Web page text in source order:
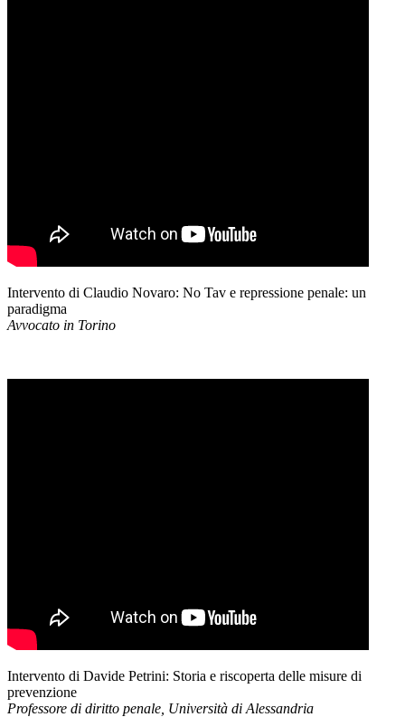
Intervento di Claudio Novaro: No Tav e repressione penale: un
paradigma
Avvocato in Torino
Intervento di Davide Petrini: Storia e riscoperta delle misure di
prevenzione
Professore di diritto penale, Università di Alessandria